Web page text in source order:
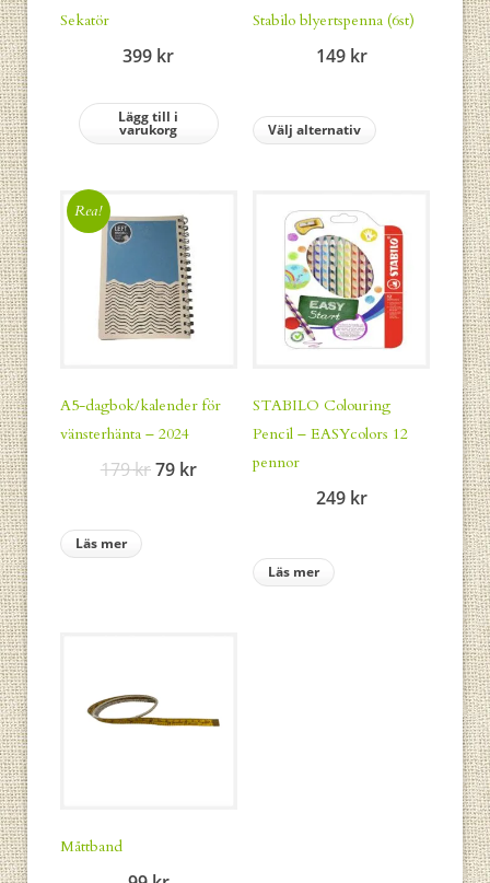
Sekatör
399 kr
Lägg till i
varukorg
Stabilo blyertspenna (6st)
149 kr
Välj alternativ
Rea!
A5-dagbok/kalender för
vänsterhänta – 2024
179krDet
79 krDet
Läs mer
STABILO Colouring
Pencil – EASYcolors 12
pennor
249 kr
Läs mer
Måttband